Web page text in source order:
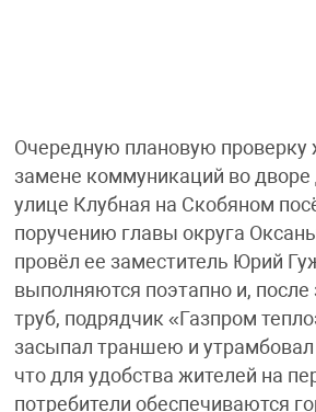
Очередную плановую проверку
замене коммуникаций во
улице Клубная на Скобяном
поручению главы округа
провёл ее заместитель Юрий
выполняются поэтапно и,
труб, подрядчик «Газпром
засыпал траншею и
что для удобства жителей на
потребители обеспечиваются